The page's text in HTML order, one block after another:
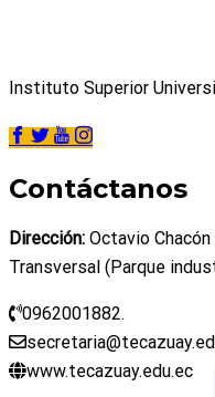
Instituto Superior
Contáctanos
Dirección: Octavio
Transversal (Parque
0962001882.
www.tecazuay.edu.ec